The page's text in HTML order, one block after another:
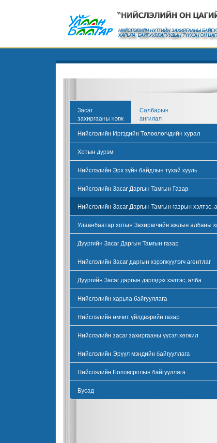
Засаг
захиргааны нэгж
Салбарын
ангилал
Нийслэлийн Иргэдийн Төлөөлөгчдийн хурал
Хотын дүрэм
Нийслэлийн Эрх зүйн байдлын тухай хууль
Нийслэлийн Засаг Даргын Тамгын Газар
Нийслэлийн Засаг Даргын Тамгын газрын хэлтэс,
Улаанбаатар хотын Захирагчийн ажлын албаны
Дүүргийн Засаг Даргын Тамгын газар
Нийслэлийн Засаг даргын хэрэгжүүлэгч агентлаг
Дүүргийн Засаг даргын дэргэдэх хэлтэс, алба
Нийслэлийн харьяа байгууллага
Нийслэлийн өмчит үйлдвэрийн газар
Нийслэлийн засаг захиргааны үүсэл хөгжил
Нийслэлийн Эрүүл мэндийн байгууллага
Нийслэлийн Боловсролын байгууллага
Бусад